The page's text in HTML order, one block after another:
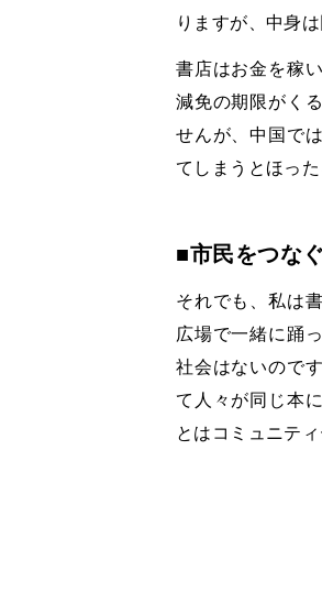
りますが、中身
書店はお金を稼
減免の期限がく
せんが、中国で
てしまうとほっ
■市民をつな
それでも、私は
広場で一緒に踊
社会はないので
て人々が同じ本
とはコミュニテ